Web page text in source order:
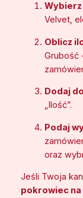
)
Wybierz
Velvet,
Oblicz
Grubość
Dodaj
„Ilość”.
Podaj
oraz
Jeśli Twoja
pokrowiec